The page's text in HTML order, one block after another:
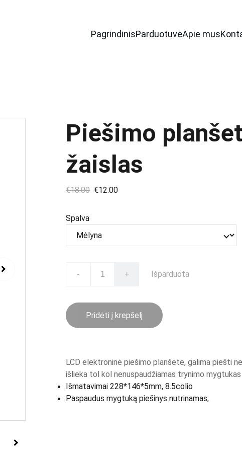
PagrindinisParduotuvėApie mus
Piešimo
žaislas
€18.00 €12.00
Spalva
- + Išparduota
Pridėti į krepšelį
LCD elektroninė piešimo planšetė, galima piešti
išlieka tol kol nenuspaudžiamas trynimo mygtukas
Išmatavimai 228*146*5mm, 8.5colio
Paspaudus mygtuką piešinys nutrinamas;